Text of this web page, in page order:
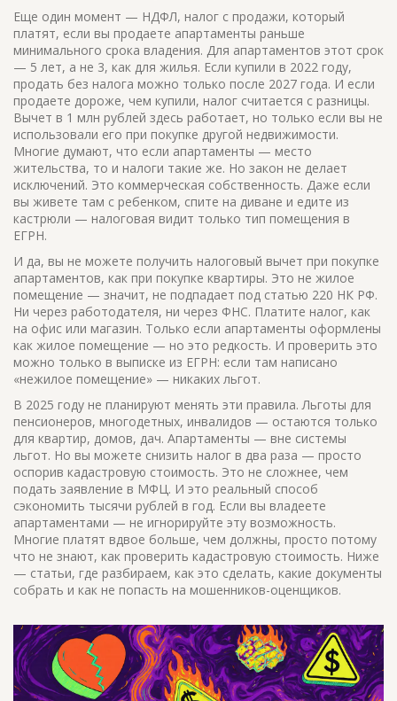
Еще один момент — НДФЛ, налог с продажи, который
платят, если вы продаете апартаменты раньше
минимального срока владения. Для апартаментов этот срок
— 5 лет, а не 3, как для жилья. Если купили в 2022 году,
продать без налога можно только после 2027 года. И если
продаете дороже, чем купили, налог считается с разницы.
Вычет в 1 млн рублей здесь работает, но только если вы не
использовали его при покупке другой недвижимости.
Многие думают, что если апартаменты — место
жительства, то и налоги такие же. Но закон не делает
исключений. Это коммерческая собственность. Даже если
вы живете там с ребенком, спите на диване и едите из
кастрюли — налоговая видит только тип помещения в
ЕГРН.
И да, вы не можете получить налоговый вычет при покупке
апартаментов, как при покупке квартиры. Это не жилое
помещение — значит, не подпадает под статью 220 НК РФ.
Ни через работодателя, ни через ФНС. Платите налог, как
на офис или магазин. Только если апартаменты оформлены
как жилое помещение — но это редкость. И проверить это
можно только в выписке из ЕГРН: если там написано
«нежилое помещение» — никаких льгот.
В 2025 году не планируют менять эти правила. Льготы для
пенсионеров, многодетных, инвалидов — остаются только
для квартир, домов, дач. Апартаменты — вне системы
льгот. Но вы можете снизить налог в два раза — просто
оспорив кадастровую стоимость. Это не сложнее, чем
подать заявление в МФЦ. И это реальный способ
сэкономить тысячи рублей в год. Если вы владеете
апартаментами — не игнорируйте эту возможность.
Многие платят вдвое больше, чем должны, просто потому
что не знают, как проверить кадастровую стоимость. Ниже
— статьи, где разбираем, как это сделать, какие документы
собрать и как не попасть на мошенников-оценщиков.